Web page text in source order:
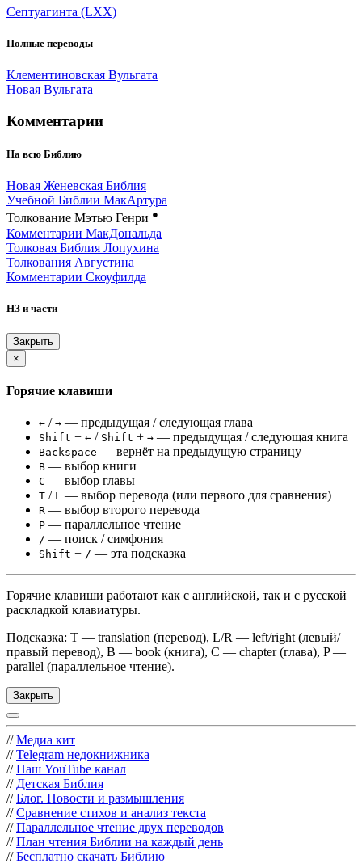
Септуагинта (LXX)
Полные переводы
Клементиновская Вульгата
Новая Вульгата
Комментарии
На всю Библию
Новая Женевская Библия
Учебной Библии МакАртура
Толкование Мэтью Генри ●
Комментарии МакДональда
Толковая Библия Лопухина
Толкования Августина
Комментарии Скоуфилда
НЗ и части
Закрыть
×
Горячие клавиши
← / → — предыдущая / следующая глава
Shift + ← / Shift + → — предыдущая / следующая книга
Backspace — вернёт на предыдущую страницу
B — выбор книги
C — выбор главы
T / L — выбор перевода (или первого для сравнения)
R — выбор второго перевода
P — параллельное чтение
/ — поиск / симфония
Shift + / — эта подсказка
Горячие клавиши работают как с английской, так и с русской
раскладкой клавиатуры.
Подсказка: T — translation (перевод), L/R — left/right (левый/
правый перевод), B — book (книга), C — chapter (глава), P —
parallel (параллельное чтение).
Закрыть
// Медиа кит
// Telegram недокнижника
// Наш YouTube канал
// Детская Библия
// Блог. Новости и размышления
// Сравнение стихов и анализ текста
// Параллельное чтение двух переводов
// План чтения Библии на каждый день
// Бесплатно скачать Библию